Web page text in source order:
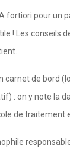
fortiori pour un
! Les
carnet de bord
: on y note la
de traitement